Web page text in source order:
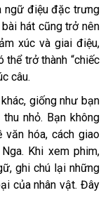
ngữ điệu đặc trưng
hát cũng trở nên
xúc và giai điệu,
thể trở thành “chiếc
câu.
giống như bạn
nhỏ. Bạn không
văn hóa, cách giao
Khi xem phim,
ghi chú lại những
của nhân vật. Đây